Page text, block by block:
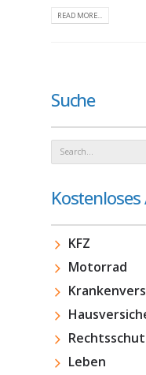
READ MORE...
Suche
KFZ
Motorrad
Leben